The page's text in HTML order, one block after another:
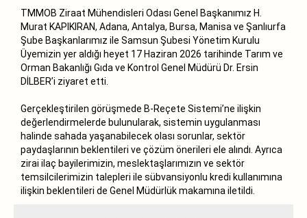
TMMOB Ziraat Mühendisleri Odası Genel Başkanımız H.
Murat KAPIKIRAN, Adana, Antalya, Bursa, Manisa ve Şanlıurfa
Şube Başkanlarımız ile Samsun Şubesi Yönetim Kurulu
Üyemizin yer aldığı heyet 17 Haziran 2026 tarihinde Tarım ve
Orman Bakanlığı Gıda ve Kontrol Genel Müdürü Dr. Ersin
DİLBER’i ziyaret etti.
Gerçekleştirilen görüşmede B-Reçete Sistemi’ne ilişkin
değerlendirmelerde bulunularak, sistemin uygulanması
halinde sahada yaşanabilecek olası sorunlar, sektör
paydaşlarının beklentileri ve çözüm önerileri ele alındı. Ayrıca
zirai ilaç bayilerimizin, meslektaşlarımızın ve sektör
temsilcilerimizin talepleri ile sübvansiyonlu kredi kullanımına
ilişkin beklentileri de Genel Müdürlük makamına iletildi.